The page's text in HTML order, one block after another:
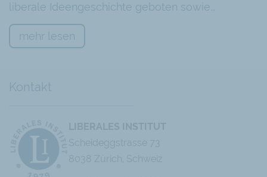
liberale Ideengeschichte geboten sowie…
mehr lesen
Kontakt